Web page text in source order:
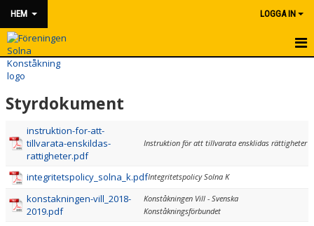
HEM LOGGA IN
HEM
NYHETER
OM FÖRENINGEN
STYRELSE
VÄRDEGRUND
Styrdokument
instruktion-for-att-
tillvarata-enskildas-
rattigheter.pdf
Instruktion för att tillvarata ensklidas rättigheter
integritetspolicy_solna_k.pdfIntegritetspolicy Solna K
konstakningen-vill_2018-
2019.pdf
Konståkningen Vill - Svenska
Konståkningsförbundet